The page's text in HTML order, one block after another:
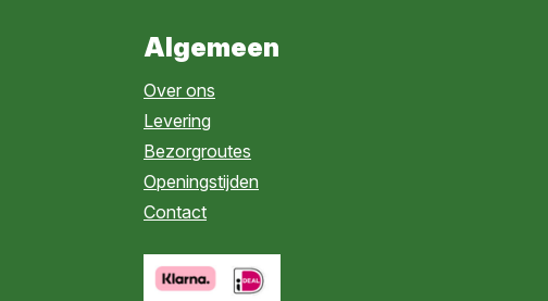
Algemeen
Over ons
Levering
Bezorgroutes
Openingstijden
Contact